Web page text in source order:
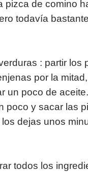
pizca de comino
todavía
: partir los
por la
un poco de
poco y sacar las
dejas unos
todos los